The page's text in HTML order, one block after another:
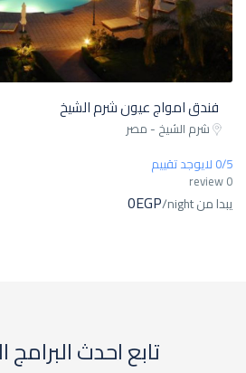
فندق امواج عيون شرم الشيخ
شرم الشيخ - مصر
0/5 لايوجد تقييم
0 review
يبدا من 0EGP/night
تابع احدث البرامج